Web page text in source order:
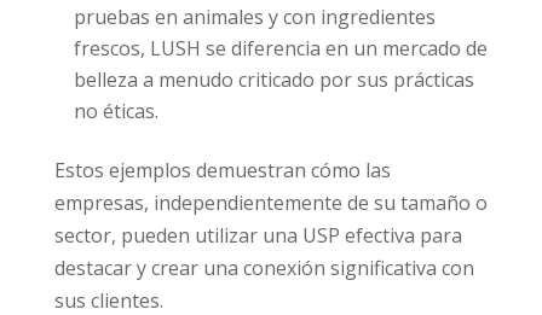
pruebas en animales y con ingredientes
frescos, LUSH se diferencia en un mercado de
belleza a menudo criticado por sus prácticas
no éticas.
Estos ejemplos demuestran cómo las
empresas, independientemente de su tamaño o
sector, pueden utilizar una USP efectiva para
destacar y crear una conexión significativa con
sus clientes.